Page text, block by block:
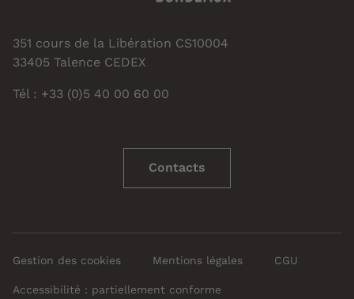
351 cours de la Libération CS10004
33405 Talence CEDEX
Tél : +33 (0)5 40 00 60 00
Contacts
Gestion des cookies Mentions légales CGU
Accessibilité : partiellement conforme